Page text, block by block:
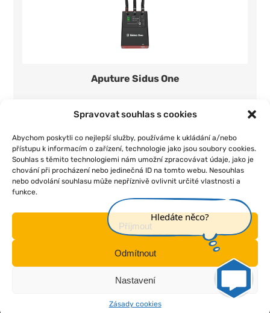
Spravovat souhlas s cookies
Abychom poskytli co nejlepší služby, používáme k ukládání a/nebo
přístupu k informacím o zařízení, technologie jako jsou soubory cookies.
Souhlas s těmito technologiemi nám umožní zpracovávat údaje, jako je
chování při procházení nebo jedinečná ID na tomto webu. Nesouhlas
nebo odvolání souhlasu může nepříznivě ovlivnit určité vlastnosti a
funkce.
Příjmout
Odmítnout
Nastavení
Zásady cookies
Aputure Sidus One
Úvod | O nás | Pojištění | Obchodní podmínky | Kontakt
Všechna práva vyhrazena © - braincrafted by
Hledáte něco?